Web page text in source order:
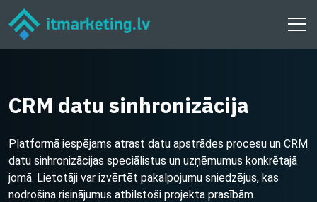
CRM datu sinhronizācija
Platformā iespējams atrast datu apstrādes procesu un CRM
datu sinhronizācijas speciālistus un uzņēmumus konkrētajā
jomā. Lietotāji var izvērtēt pakalpojumu sniedzējus, kas
nodrošina risinājumus atbilstoši projekta prasībām.